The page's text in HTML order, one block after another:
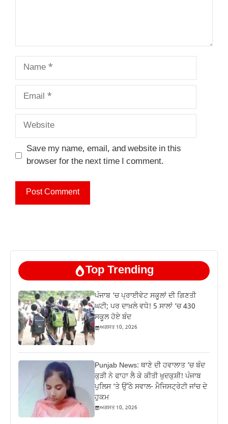
Name
Email
Website
Save my name, email, and website in this
browser for the next time I comment.
Top Trending
ਪੰਜਾਬ ‘ਚ ਪ੍ਰਾਈਵੇਟ ਸਕੂਲਾਂ ਦੀ ਗਿਣਤੀ
ਘਟੀ; ਪਰ ਦਾਖ਼ਲੇ ਵਧੇ! 5 ਸਾਲਾਂ ‘ਚ 430
ਸਕੂਲ ਹੋਏ ਬੰਦ
ਅਗਸਤ 10, 2026
Punjab News: ਥਾਣੇ ਦੀ ਹਵਾਲਾਤ ‘ਚ ਬੰਦ
ਕੁੜੀ ਨੇ ਫਾਹਾ ਲੈ ਕੇ ਕੀਤੀ ਖੁਦਕੁਸ਼ੀ! ਪੰਜਾਬ
ਪੁਲਿਸ ‘ਤੇ ਉੱਠੇ ਸਵਾਲ- ਮੈਜਿਸਟ੍ਰੇਟੀ ਜਾਂਚ ਦੇ
ਹੁਕਮ
ਅਗਸਤ 10, 2026